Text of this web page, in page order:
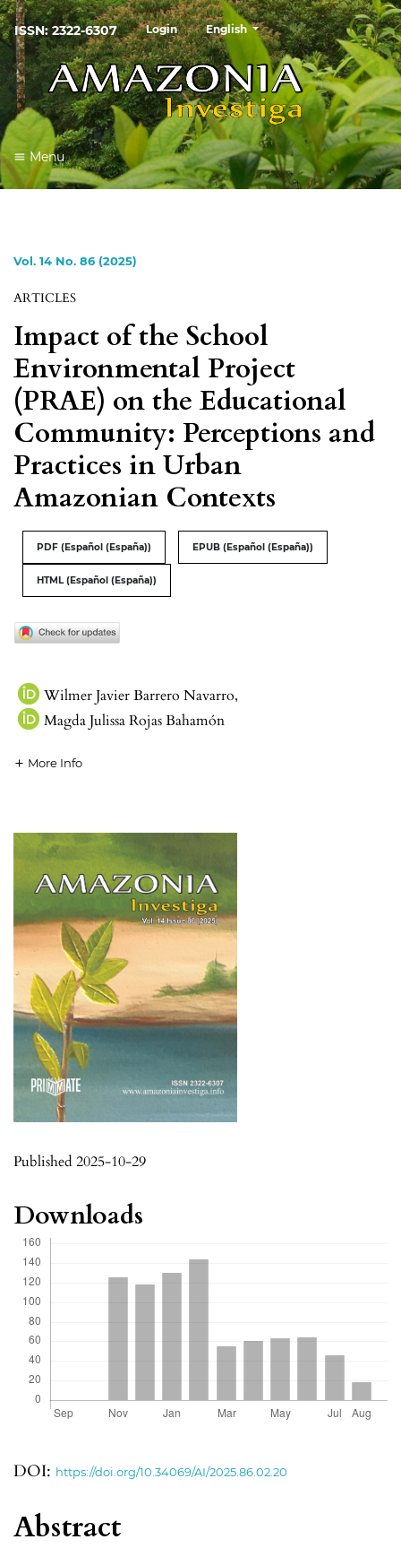
ISSN: 2322-6307 Login English
Menu
Vol. 14 No. 86 (2025)
ARTICLES
Impact of the School
Environmental Project
(PRAE) on the Educational
Community: Perceptions and
Practices in Urban
Amazonian Contexts
PDF (Español (España)) EPUB (Español (España))
HTML (Español (España))
Wilmer Javier Barrero Navarro,
Magda Julissa Rojas Bahamón
More Info
DOI: https://doi.org/10.34069/AI/2025.86.02.20
Published 2025-10-29
Abstract
Downloads